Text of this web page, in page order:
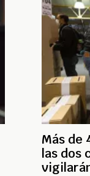
Más de
las dos